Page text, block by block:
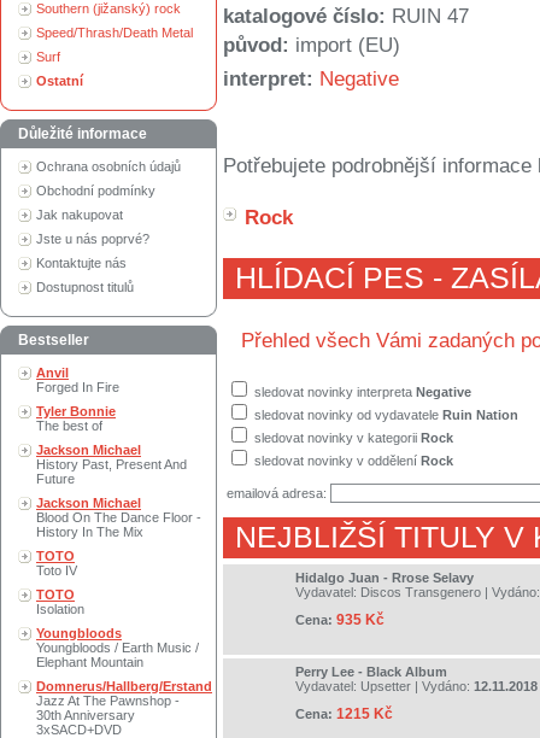
Southern (jižanský) rock
Speed/Thrash/Death Metal
Surf
Ostatní
Důležité informace
Ochrana osobních údajů
Obchodní podmínky
Jak nakupovat
Jste u nás poprvé?
Kontaktujte nás
Dostupnost titulů
Bestseller
Anvil
Forged In Fire
Tyler Bonnie
The best of
Jackson Michael
History Past, Present And
Future
Jackson Michael
Blood On The Dance Floor -
History In The Mix
TOTO
Toto IV
TOTO
Isolation
Youngbloods
Youngbloods / Earth Music /
Elephant Mountain
Domnerus/Hallberg/Erstand
Jazz At The Pawnshop -
30th Anniversary
3xSACD+DVD
katalogové číslo: RUIN 47
původ: import (EU)
interpret: Negative
Potřebujete podrobnější
Rock
HLÍDACÍ PES -
Přehled všech Vámi zadaných
sledovat novinky interpreta Negative
sledovat novinky od vydavatele Ruin Nation
sledovat novinky v kategorii Rock
sledovat novinky v oddělení Rock
emailová adresa:
NEJBLIŽŠÍ TITULY V
Hidalgo Juan - Rrose Selavy
Vydavatel: Discos Transgenero |
Cena: 935 Kč
Perry Lee - Black Album
Vydavatel: Upsetter | Vydáno: 12.11.2018
Cena: 1215 Kč